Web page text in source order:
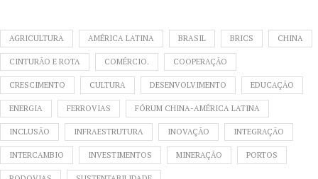
AGRICULTURA AMÉRICA LATINA BRASIL BRICS CHINA
CINTURÃO E ROTA COMÉRCIO. COOPERAÇÃO
CRESCIMENTO CULTURA DESENVOLVIMENTO EDUCAÇÃO
ENERGIA FERROVIAS FÓRUM CHINA-AMÉRICA LATINA
INCLUSÃO INFRAESTRUTURA INOVAÇÃO INTEGRAÇÃO
INTERCAMBIO INVESTIMENTOS MINERAÇÃO PORTOS